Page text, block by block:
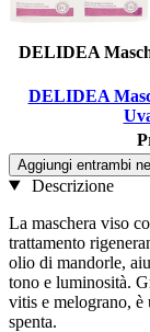
DELIDEA
DELIDEA
Aggiungi entrambi
Descrizione
La maschera viso
trattamento
olio di mandorle,
tono e luminosità.
vitis e melograno, è
spenta.